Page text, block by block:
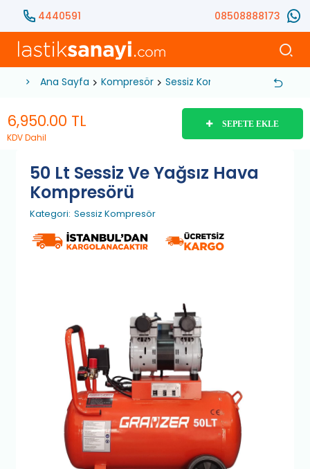
4440591 08508888173
Ana Sayfa Kompresör Sessiz Kompresör 50 Lt
6,950.00 TL
KDV Dahil
SEPETE EKLE
50 Lt Sessiz Ve Yağsız Hava
Kompresörü
Kategori: Sessiz Kompresör